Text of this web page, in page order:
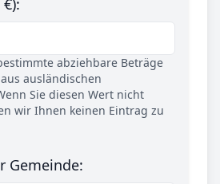
abziehbare Beträge
ausländischen
Sie diesen Wert nicht
wir Ihnen keinen Eintrag zu
Gemeinde: